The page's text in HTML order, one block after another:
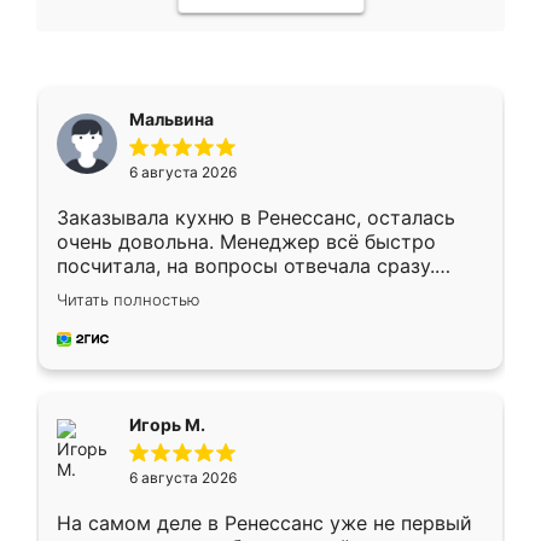
Мальвина
6 августа 2026
Заказывала кухню в Ренессанс, осталась
очень довольна. Менеджер всё быстро
посчитала, на вопросы отвечала сразу.
Замерщик приехал в субботу, подошёл к
делу со всей ответственностью. Собрали
за день, ребята работали аккуратно, даже
Читать полностью
Игорь М.
6 августа 2026
На самом деле в Ренессанс уже не первый